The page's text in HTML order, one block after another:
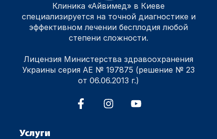
Клиника «Айвимед» в Киеве
специализируется на точной диагностике и
эффективном лечении бесплодия любой
степени сложности.
Лицензия Министерства здравоохранения
Украины серия АЕ № 197875 (решение № 23
от 06.06.2013 г.)
Услуги